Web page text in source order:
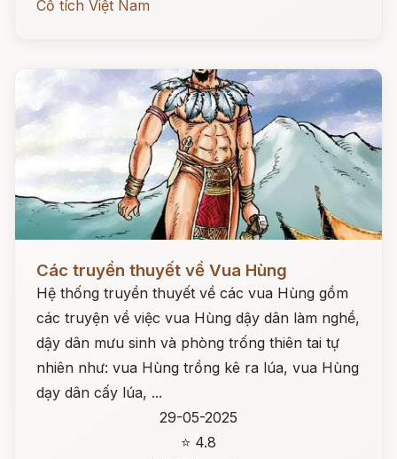
Cổ tích Việt Nam
Các truyền thuyết về Vua Hùng
Hệ thống truyền thuyết về các vua Hùng gồm
các truyện về việc vua Hùng dậy dân làm nghề,
dậy dân mưu sinh và phòng trống thiên tai tự
nhiên như: vua Hùng trồng kê ra lúa, vua Hùng
dạy dân cấy lúa, ...
29-05-2025
⭐ 4.8